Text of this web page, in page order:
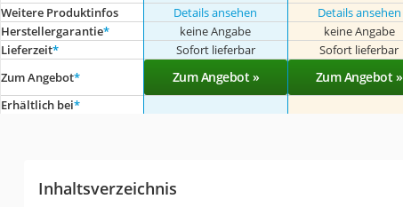
Weitere Produktinfos
Details ansehen Details ansehen
Herstellergarantie* keine Angabe keine Angabe
Lieferzeit* Sofort lieferbar Sofort lieferbar
Zum Angebot* Zum Angebot » Zum Angebot »
Erhältlich bei*
Inhaltsverzeichnis